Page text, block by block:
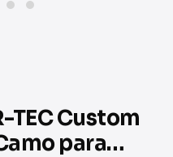
TEC Custom
para